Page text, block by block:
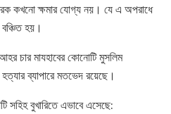
কখনো ক্ষমার যোগ্য নয়। যে এ অপরাধে
হয়।
চার মাযহাবের কোনোটি মুসলিম
ব্যাপারে মতভেদ রয়েছে।
সহিহ বুখারিতে এভাবে এসেছে: